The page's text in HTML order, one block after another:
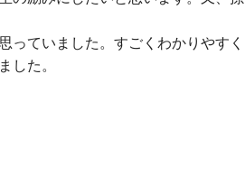
っていました。すごくわかりやすく
した。